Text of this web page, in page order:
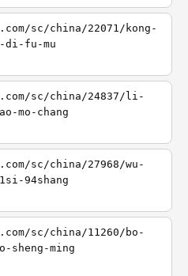
sc/china/22071/kong-
di-fu-mu
sc/china/24837/li-
mo-chang
sc/china/27968/wu-
94shang
sc/china/11260/bo-
ming